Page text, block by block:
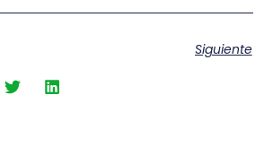
Siguiente